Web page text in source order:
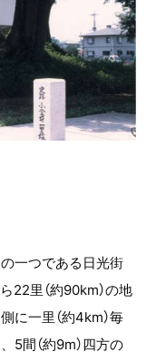
一つである日光街
22里（約90km）の地
に一里（約4km）毎
5間（約9m）四方の